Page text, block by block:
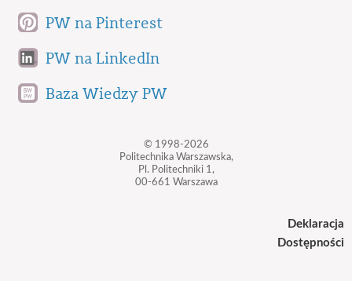
PW na Pinterest
PW na LinkedIn
Baza Wiedzy PW
© 1998-2026
Politechnika Warszawska,
Pl. Politechniki 1,
00-661 Warszawa
Deklaracja
Dostępności